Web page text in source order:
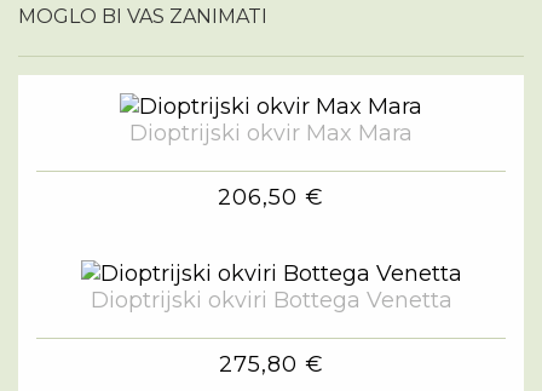
MOGLO BI VAS ZANIMATI
Dioptrijski okvir Max Mara
206,50 €
Dioptrijski okviri Bottega Venetta
275,80 €